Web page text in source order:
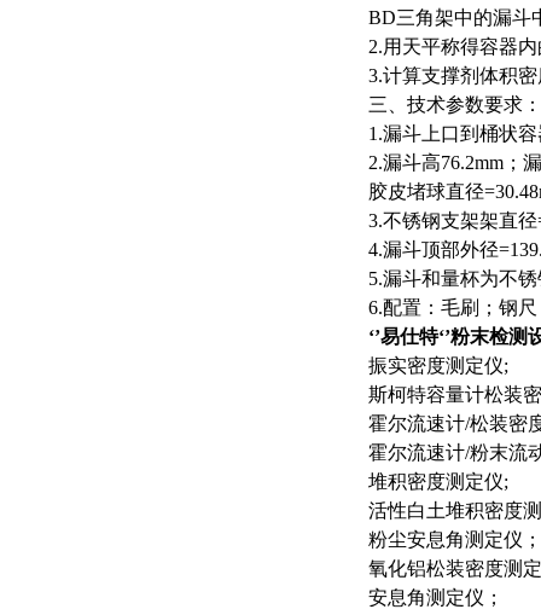
BD三角架中的漏斗
2.用天平称得容器
3.计算支撑剂体积
三、 技术参数要求：
1.漏斗上口到桶状
2.漏斗高76.2mm ；
胶皮堵球直径
3.不锈钢支架架直径
4.漏斗顶部外径
5.漏斗和量杯为不
6.配置：毛刷；钢
‘’易仕特‘’粉末检测
振实密度测定仪;
斯柯特容量计松装
霍尔流速计/松装密
霍尔流速计/粉末流
堆积密度测定仪;
活性白土堆积密度
粉尘安息角测定仪；
氧化铝松装密度测
安息角测定仪；